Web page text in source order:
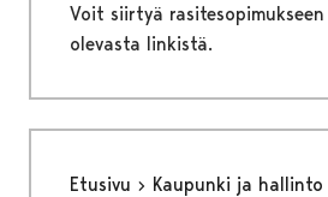
Voit siirtyä
olevasta linkistä.
Etusivu Kaupunki ja hallinto